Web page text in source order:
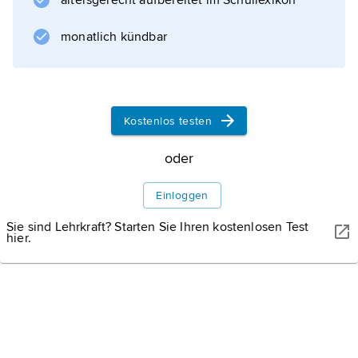
Informationen zum Artikel
monatlich kündbar
Kostenlos testen
oder
Einloggen
Sie sind Lehrkraft? Starten Sie Ihren kostenlosen Test
hier.